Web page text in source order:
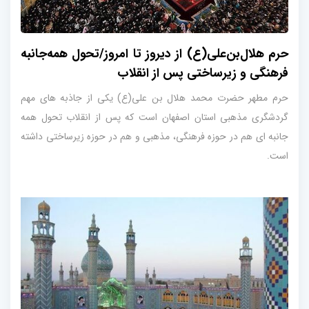
حرم هلال‌بن‌علی(ع) از دیروز تا امروز/تحول همه‌جانبه
فرهنگی و زیرساختی پس از انقلاب
حرم مطهر حضرت محمد هلال بن علی(ع) یکی از جاذبه های مهم
گردشگری مذهبی استان اصفهان است که پس از انقلاب تحول همه
جانبه ای هم در حوزه فرهنگی، مذهبی و هم در حوزه زیرساختی داشته
است.